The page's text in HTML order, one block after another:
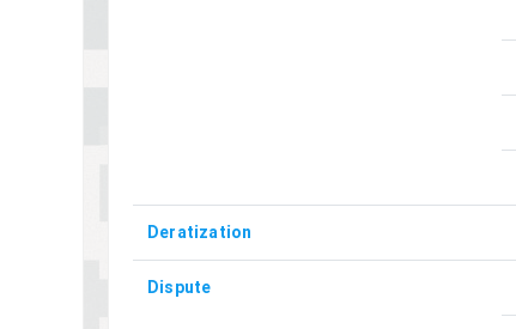
Deratization
Dispute